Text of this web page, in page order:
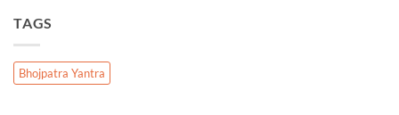
TAGS
Bhojpatra Yantra